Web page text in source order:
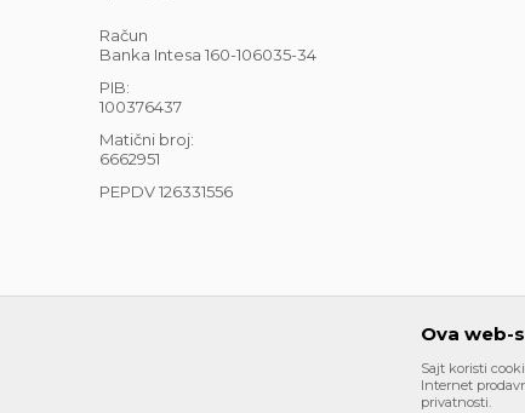
Račun
Banka Intesa 160-106035-34
PIB:
100376437
Matični broj:
6662951
PEPDV 126331556
Nastojimo da budemo što precizniji u opisu
su deo naše ponude i ne podrazumeva da su
Ova web-
Sajt koristi
Internet
privatnosti.